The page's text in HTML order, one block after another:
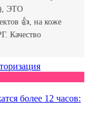
более 12 часов: